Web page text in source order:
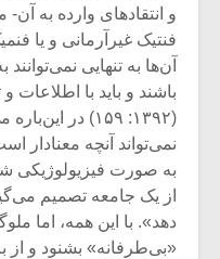
و انتقادهای وارده به
فنتیک غیرآرمانی و یا
آن‌ها به تنهایی
‌باشند و باید با
(۱۳۹۲: ۱۵۹) در
نمی‌تواند آنچه معنادار
به صورت فیزیولوژیکی
از یک جامعه تصمیم
دهد». با این همه، اما
«بی‌طرفانه» بشنود و